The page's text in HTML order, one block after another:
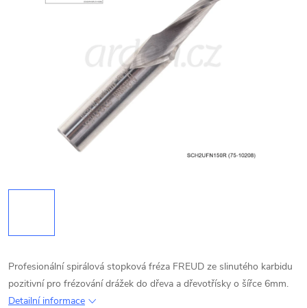
Profesionální spirálová stopková fréza FREUD ze slinutého karbidu
pozitivní pro frézování drážek do dřeva a dřevotřísky o šířce 6mm.
Detailní informace